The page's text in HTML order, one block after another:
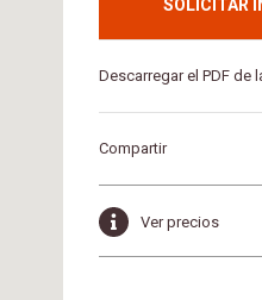
SOLICITAR
Descarregar el PDF de
Compartir
Ver precios